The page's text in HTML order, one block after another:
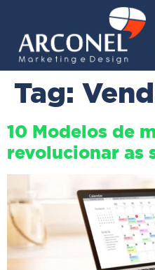
Tag:
10 Modelos de
revolucionar as